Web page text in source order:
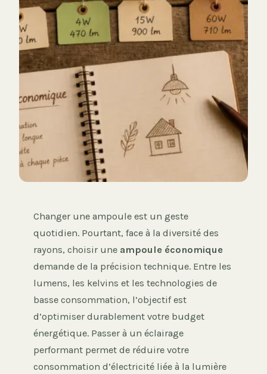
Changer une ampoule est un geste
quotidien. Pourtant, face à la diversité des
rayons, choisir une ampoule économique
demande de la précision technique. Entre les
lumens, les kelvins et les technologies de
basse consommation, l’objectif est
d’optimiser durablement votre budget
énergétique. Passer à un éclairage
performant permet de réduire votre
consommation d’électricité liée à la lumière